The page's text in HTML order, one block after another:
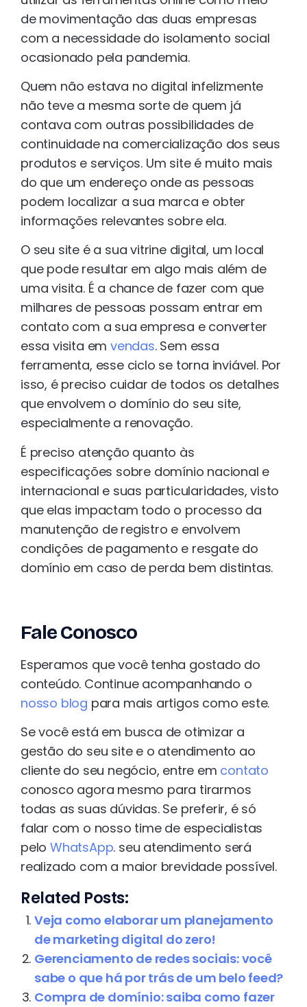
de movimentação das duas empresas
com a necessidade do isolamento social
ocasionado pela pandemia.
Quem não estava no digital infelizmente
não teve a mesma sorte de quem já
contava com outras possibilidades de
continuidade na comercialização dos seus
produtos e serviços. Um site é muito mais
do que um endereço onde as pessoas
podem localizar a sua marca e obter
informações relevantes sobre ela.
O seu site é a sua vitrine digital, um local
que pode resultar em algo mais além de
uma visita. É a chance de fazer com que
milhares de pessoas possam entrar em
contato com a sua empresa e converter
essa visita emvendas. Sem essa
ferramenta, esse ciclo se torna inviável. Por
isso, é preciso cuidar de todos os detalhes
que envolvem o domínio do seu site,
especialmente a renovação.
É preciso atenção quanto às
especificações sobre domínio nacional e
internacional e suas particularidades, visto
que elas impactam todo o processo da
manutenção de registro e envolvem
condições de pagamento e resgate do
domínio em caso de perda bem distintas.
Fale Conosco
Esperamos que você tenha gostado do
conteúdo. Continue acompanhando o
nosso blog para mais artigos como este.
Se você está em busca de otimizar a
gestão do seu site e o atendimento ao
cliente do seu negócio, entre em contato
conosco agora mesmo para tirarmos
todas as suas dúvidas. Se preferir, é só
falar com o nosso time de especialistas
pelo WhatsApp. seu atendimento será
realizado com a maior brevidade possível.
Related Posts:
Veja como elaborar um planejamento
de marketing digital do zero!
Gerenciamento de redes sociais: você
sabe o que há por trás de um belo feed?
Compra de domínio: saiba como fazer